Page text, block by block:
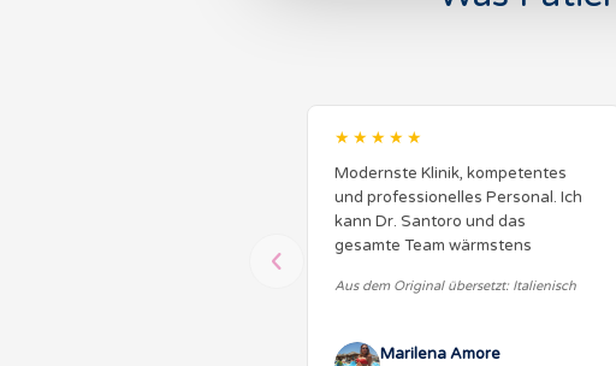
★★★★★
Modernste Klinik, kompetentes
und professionelles Personal. Ich
kann Dr. Santoro und das
gesamte Team wärmstens
Aus dem Original übersetzt: Italienisch
Marilena Amore